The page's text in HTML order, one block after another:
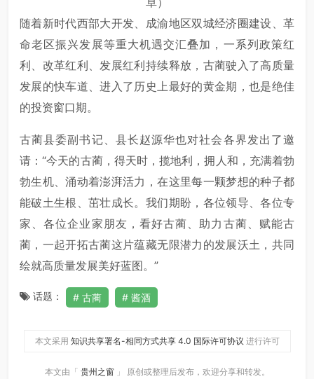
随着新时代西部大开发、成渝地区双城经济圈建设、革
命老区振兴发展等重大机遇交汇叠加，一系列政策红
利、改革红利、发展红利持续释放，古蔺驶入了高质量
发展的快车道、进入了历史上最好的黄金期，也是绝佳
的投资窗口期。
古蔺县委副书记、县长赵源华也对社会各界发出了邀
请：“今天的古蔺，得天时，揽地利，拥人和，充满着勃
勃生机、涌动着澎湃活力，在这里每一颗梦想的种子都
能破土生根、茁壮成长。我们期盼，各位领导、各位专
家、各位企业家朋友，看好古蔺、助力古蔺、赋能古
蔺，一起开拓古蔺这片蕴藏无限潜力的发展沃土，共同
绘就高质量发展美好蓝图。”
话题： 古蔺 酱酒
本文采用 知识共享署名-相同方式共享 4.0 国际许可协议 进行许可
本文由「 贵州之窗 」 原创或整理后发布，欢迎分享和转发。